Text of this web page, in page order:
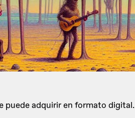
puede adquirir en formato digital.